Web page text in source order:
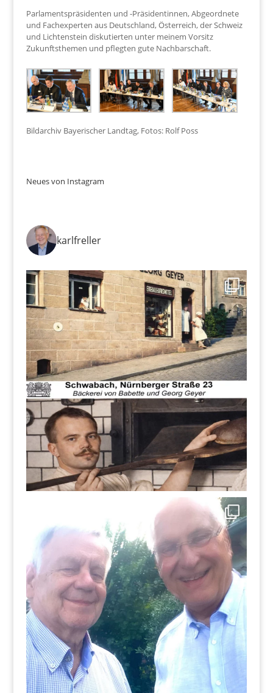
Parlamentspräsidenten und -Präsidentinnen, Abgeordnete
und Fachexperten aus Deutschland, Österreich, der Schweiz
und Lichtenstein diskutierten unter meinem Vorsitz
Zukunftsthemen und pflegten gute Nachbarschaft.
Bildarchiv Bayerischer Landtag, Fotos: Rolf Poss
Neues von Instagram
karlfreller